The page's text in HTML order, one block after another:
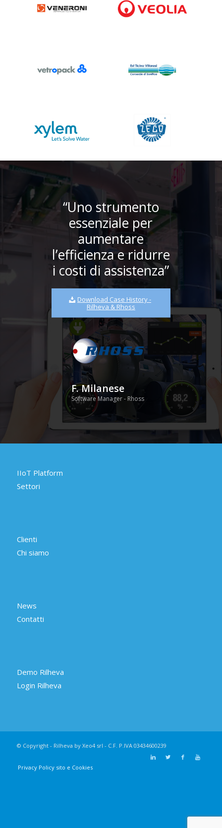
“Uno strumento
essenziale per
aumentare
l’efficienza e ridurre
i costi di assistenza”
Download Case History -
Rilheva & Rhoss
F. Milanese
Software Manager - Rhoss
IIoT Platform
Settori
Clienti
Chi siamo
News
Contatti
Demo Rilheva
Login Rilheva
© Copyright - Rilheva by Xeo4 srl - C.F. P.IVA 03434600239
Privacy Policy sito e Cookies